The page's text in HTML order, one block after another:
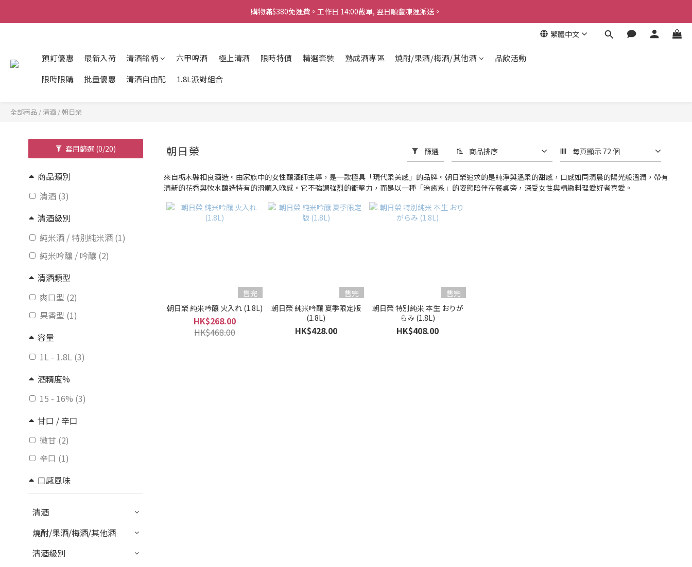
購物滿$380免運費。工作日 14:00截單, 翌日順豐凍運派送。
購物滿$380免運費。工作日 14:00截單, 翌日順豐凍運派送。
消費滿$1000 即送六罐六甲啤酒
繁體中文
預訂優惠 最新入荷 清酒銘柄 六甲啤酒 極上清酒 限時特價 精選套裝 熟成酒專區 燒酎/果酒/梅酒/其他酒
品飲活動
限時限購
批量優惠 清酒自由配 1.8L派對組合
全部商品 / 清酒 /朝日榮
套用篩選 (0/20)
商品類別
清酒 (3)
清酒級別
純米酒 / 特別純米酒 (1)
純米吟釀 / 吟釀 (2)
清酒類型
爽口型 (2)
果香型 (1)
容量
1L - 1.8L (3)
酒精度%
15 - 16% (3)
甘口 / 辛口
微甘 (2)
辛口 (1)
口感風味
適中.. (2)
香氣
微弱香 (1)
清酒
燒酎/果酒/梅酒/其他酒
清酒級別
朝日榮 篩選 商品排序 每頁顯示 72 個
來自栃木縣相良酒造。由家族中的女性釀酒師主導，是一款極具「現代柔美感」的品牌。朝日榮追求的是純淨與溫柔的甜感，口感如同清晨的陽光般溫潤，帶有
清新的花香與軟水釀造特有的滑順入喉感。它不強調強烈的衝擊力，而是以一種「治癒系」的姿態陪伴在餐桌旁，深受女性與精緻料理愛好者喜愛。
售完
朝日榮 純米吟釀 火入れ (1.8L)
HK$268.00
HK$468.00
售完
朝日榮 純米吟釀 夏季限定版
(1.8L)
HK$428.00
售完
朝日榮 特別純米 本生 おりが
らみ (1.8L)
HK$408.00